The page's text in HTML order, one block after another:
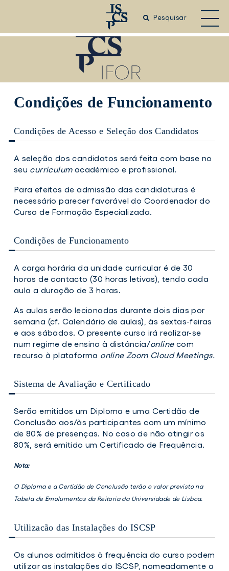
conteúdo
Pesquisar
Condições de Funcionamento
Condições de Acesso e Seleção dos Candidatos
A seleção dos candidatos será feita com base no
seu curriculumacadémico e profissional.
Para efeitos de admissão das candidaturas é
necessário parecer favorável do Coordenador do
Curso de Formação Especializada.
Condições de Funcionamento
A carga horária da unidade curricular é de 30
horas de contacto (30 horas letivas), tendo cada
aula a duração de 3 horas.
As aulas serão lecionadas durante dois dias por
semana (cf. Calendário de aulas), às sextas-feiras
e aos sábados. O presente curso irá realizar-se
num regime de ensino à distância/onlinecom
recurso à plataforma online Zoom Cloud Meetings.
Sistema de Avaliação e Certificado
Serão emitidos um Diploma e uma Certidão de
Conclusão aos/às participantes com um mínimo
de 80% de presenças. No caso de não atingir os
80%, será emitido um Certificado de Frequência.
Nota:
O Diploma e a Certidão de Conclusão terão o valor previsto na
Tabela de Emolumentos da Reitoria da Universidade de Lisboa.
Utilizacão das Instalações do ISCSP
Os alunos admitidos à frequência do curso podem
utilizar as instalações do ISCSP, nomeadamente a